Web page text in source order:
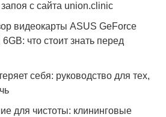
с сайта union.clinic
видеокарты ASUS GeForce
что стоит знать перед
себя: руководство для тех,
для чистоты: клининговые